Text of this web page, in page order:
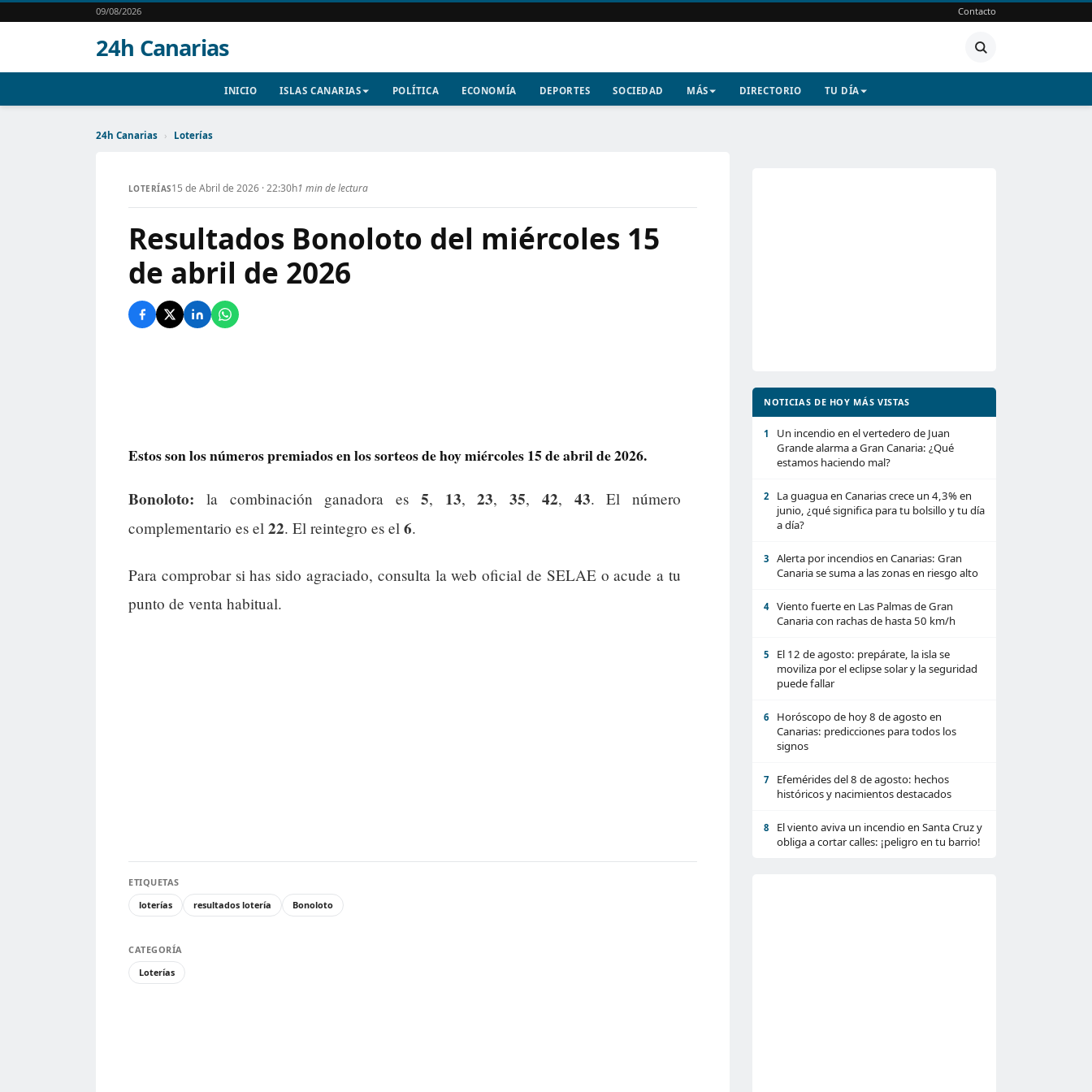
09/08/2026 Contacto
24h Canarias
INICIO ISLAS CANARIAS POLÍTICA ECONOMÍA DEPORTES SOCIEDAD MÁS DIRECTORIO TU DÍA
24h Canarias › Loterías
LOTERÍAS15 de Abril de 2026 · 22:30h1 min de lectura
Resultados Bonoloto del miércoles 15
de abril de 2026
Estos son los números premiados en los sorteos de hoy miércoles 15 de abril de 2026.
Bonoloto: la combinación ganadora es 5, 13,23, 35, 42, 43. El número
complementario es el 22. El reintegro es el 6.
Para comprobar si has sido agraciado, consulta la web oficial de SELAE o acude a tu
punto de venta habitual.
ETIQUETAS
loterías
resultados lotería Bonoloto
CATEGORÍA
Loterías
NOTICIAS DE HOY MÁS VISTAS
1
Un incendio en el vertedero de Juan
Grande alarma a Gran Canaria: ¿Qué
estamos haciendo mal?
2
La guagua en Canarias crece un 4,3% en
junio, ¿qué significa para tu bolsillo y tu día
a día?
3
Alerta por incendios en Canarias: Gran
Canaria se suma a las zonas en riesgo alto
4
Viento fuerte en Las Palmas de Gran
Canaria con rachas de hasta 50 km/h
5
El 12 de agosto: prepárate, la isla se
moviliza por el eclipse solar y la seguridad
puede fallar
6
Horóscopo de hoy 8 de agosto en
Canarias: predicciones para todos los
signos
7
Efemérides del 8 de agosto: hechos
históricos y nacimientos destacados
8
El viento aviva un incendio en Santa Cruz y
obliga a cortar calles: ¡peligro en tu barrio!